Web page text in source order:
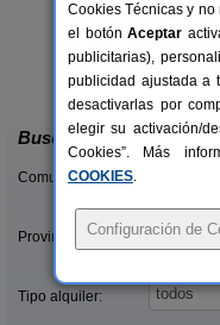
Albergue
A
Buscar
Comunidades:
Provincias/Islas:
Tipo alquiler:
Cookies Técnicas y
el botónAceptar
publicitarias),
publicidad ajustada a
desactivarlas por
elegir su activación/
Cookies”. Más
COOKIES.